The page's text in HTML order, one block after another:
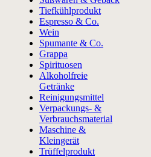
Tiefkühlprodukt
Espresso & Co.
Wein
Spumante & Co.
Grappa
Spirituosen
Alkoholfreie
Getränke
Reinigungsmittel
Verpackungs- &
Verbrauchsmaterial
Maschine &
Kleingerät
Trüffelprodukt